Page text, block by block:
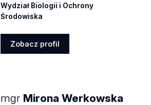
Wydział Biologii i Ochrony
Środowiska
Zobacz profil
mgr Mirona Werkowska